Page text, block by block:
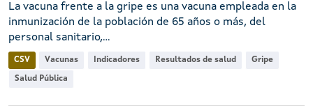
La vacuna frente a la gripe es una vacuna empleada en la
inmunización de la población de 65 años o más, del
personal sanitario,...
CSV Vacunas Indicadores Resultados de salud Gripe
Salud Pública